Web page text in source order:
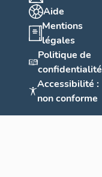
Aide
Mentions
légales
Politique de
confidentialité
Accessibilité :
non conforme